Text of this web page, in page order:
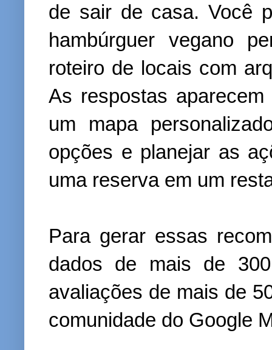
de sair de casa. Você
hambúrguer vegano
roteiro de locais com
As respostas
um mapa
opções e planejar as
uma reserva em um
Para gerar essas
dados de mais de
avaliações de mais de
comunidade do Google